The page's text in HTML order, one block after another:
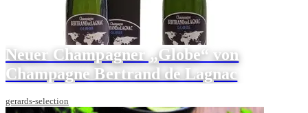
Neuer Champagner „Globe“ von
Champagne Bertrand de Lagnac
gerards-selection